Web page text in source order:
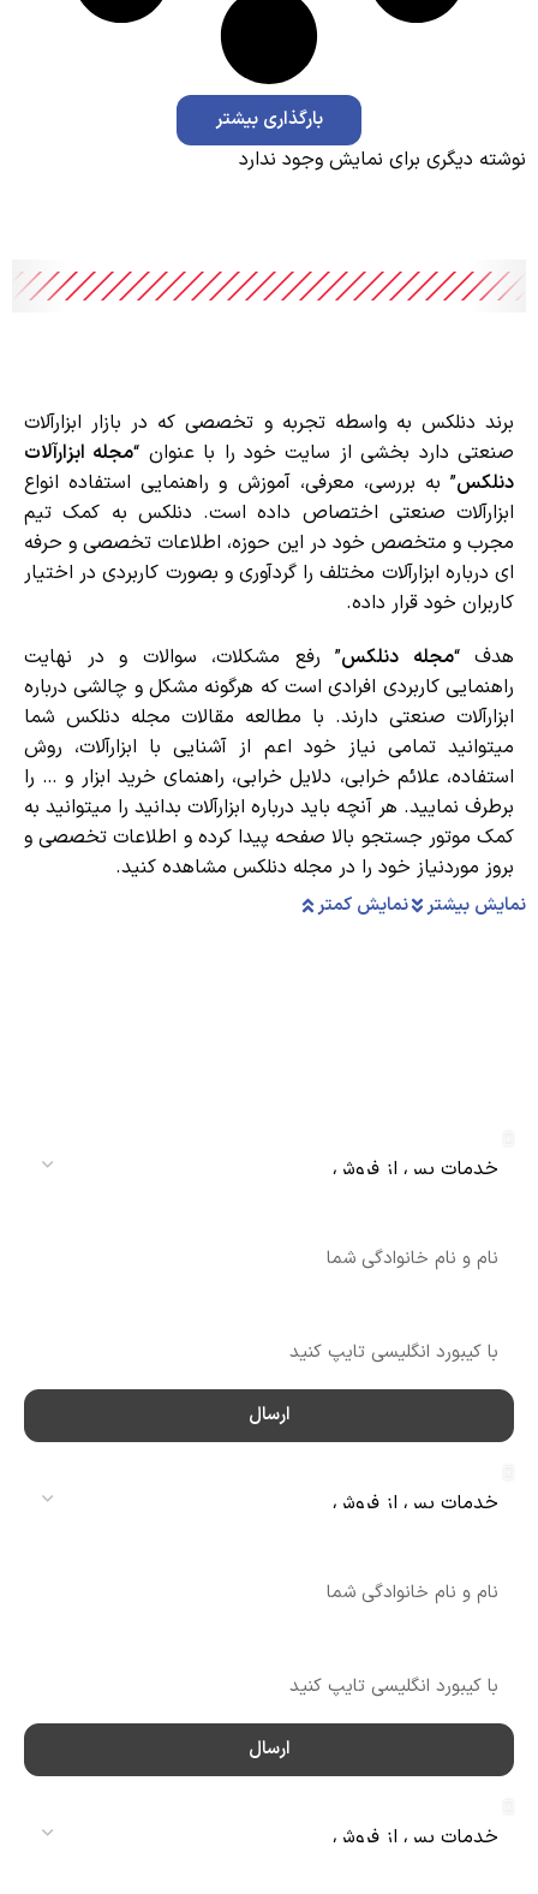
بارگذاری بیشتر
نوشته دیگری برای نمایش وجود ندارد
برند دنلکس به واسطه تجربه و تخصصی که در بازار ابزارآلات
صنعتی دارد بخشی از سایت خود را با عنوان “مجله ابزارآلات
دنلکس” به بررسی، معرفی، آموزش و راهنمایی استفاده انواع
ابزارآلات صنعتی اختصاص داده است. دنلکس به کمک تیم
مجرب و متخصص خود در این حوزه، اطلاعات تخصصی و حرفه
ای درباره ابزارآلات مختلف را گردآوری و بصورت کاربردی در اختیار
کاربران خود قرار داده.
هدف “مجله دنلکس” رفع مشکلات، سوالات و در نهایت
راهنمایی کاربردی افرادی است که هرگونه مشکل و چالشی درباره
ابزارآلات صنعتی دارند. با مطالعه مقالات مجله دنلکس شما
میتوانید تمامی نیاز خود اعم از آشنایی با ابزارآلات، روش
استفاده، علائم خرابی، دلایل خرابی، راهنمای خرید ابزار و … را
برطرف نمایید. هر آنچه باید درباره ابزارآلات بدانید را میتوانید به
کمک موتور جستجو بالا صفحه پیدا کرده و اطلاعات تخصصی و
بروز موردنیاز خود را در مجله دنلکس مشاهده کنید.
نمایش بیشتر نمایش کمتر
ارسال
ارسال